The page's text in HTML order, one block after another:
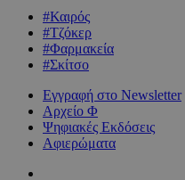
#Καιρός
#Τζόκερ
#Φαρμακεία
#Σκίτσο
Εγγραφή στο Newsletter
Αρχείο Φ
Ψηφιακές Εκδόσεις
Αφιερώματα